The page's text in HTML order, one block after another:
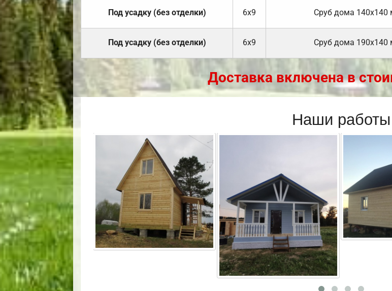
Под усадку (без отделки) 6х9 Cруб дома 140х140
Под усадку (без отделки) 6х9 Cруб дома 190х140
Доставка включена в
Наши работы